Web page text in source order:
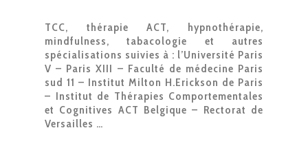
TCC, thérapie ACT, hypnothérapie,
mindfulness, tabacologie et autres
spécialisations suivies à : l’Université Paris
V – Paris XIII – Faculté de médecine Paris
sud 11 – Institut Milton H.Erickson de Paris
– Institut de Thérapies Comportementales
et Cognitives ACT Belgique – Rectorat de
Versailles …